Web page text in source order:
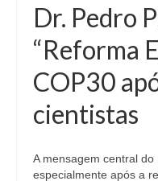
Dr. Pedro
“Reforma
COP30
cientistas
A mensagem central do
especialmente após a